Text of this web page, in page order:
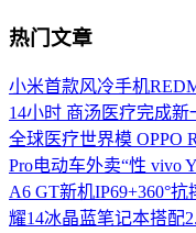
热门文章
小米首款风冷手机
14小时 商汤医疗完成新
全球医疗世界模 OPPO
Pro电动车外卖“性 vivo
A6 GT新机IP69+360°抗
耀14冰晶蓝笔记本搭配